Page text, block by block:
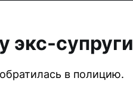
экс-супруги
в полицию.